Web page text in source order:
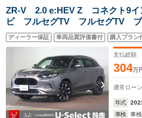
ZR-V 2.0 e:HEV Z コネクト9イ
ビ フルセグTV フルセグTV
全方位モニター ETC2.0 レザー
アリングヒーター LEDオート
ディーラー保証 車両品質評価書付 購入プラン
支払総額
304万
通常ローン
年式
車検
車